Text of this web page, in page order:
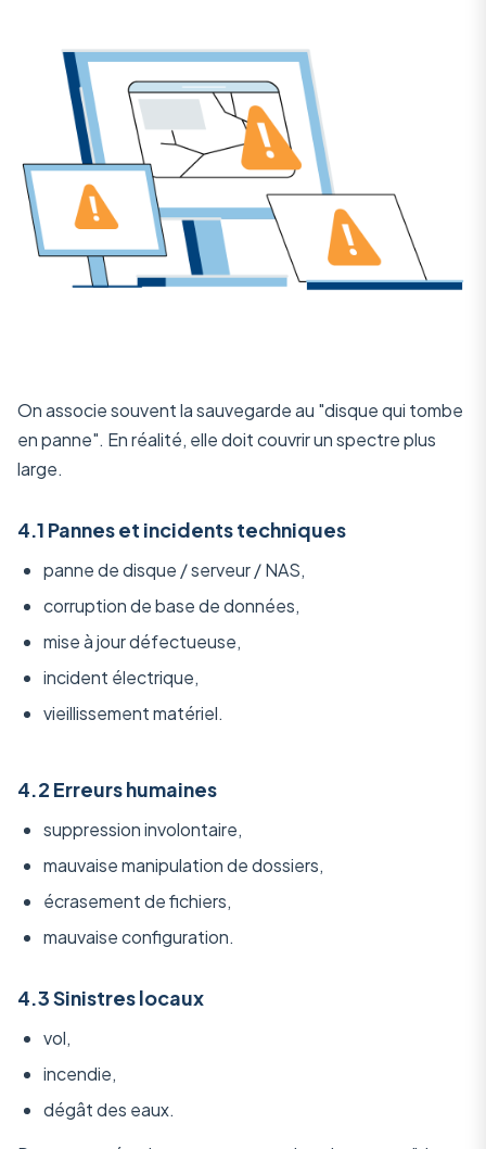
On associe souvent la sauvegarde au "disque qui tombe
en panne". En réalité, elle doit couvrir un spectre plus
large.
4.1 Pannes et incidents techniques
panne de disque / serveur / NAS,
corruption de base de données,
mise à jour défectueuse,
incident électrique,
vieillissement matériel.
4.2 Erreurs humaines
suppression involontaire,
mauvaise manipulation de dossiers,
écrasement de fichiers,
mauvaise configuration.
4.3 Sinistres locaux
vol,
incendie,
dégât des eaux.